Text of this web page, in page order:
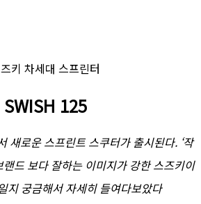
키 차세대 스프린터
SWISH 125
새로운 스프린트 스쿠터가 출시된다. ‘작
랜드 보다 잘하는 이미지가 강한 스즈키이
지 궁금해서 자세히 들여다보았다